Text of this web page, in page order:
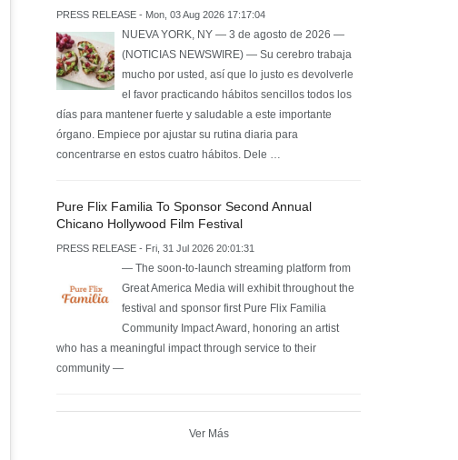
PRESS RELEASE - Mon, 03 Aug 2026 17:17:04
NUEVA YORK, NY — 3 de agosto de 2026 —
(NOTICIAS NEWSWIRE) — Su cerebro trabaja
mucho por usted, así que lo justo es devolverle
el favor practicando hábitos sencillos todos los
días para mantener fuerte y saludable a este importante
órgano. Empiece por ajustar su rutina diaria para
concentrarse en estos cuatro hábitos. Dele …
Pure Flix Familia To Sponsor Second Annual
Chicano Hollywood Film Festival
PRESS RELEASE - Fri, 31 Jul 2026 20:01:31
— The soon-to-launch streaming platform from
Great America Media will exhibit throughout the
festival and sponsor first Pure Flix Familia
Community Impact Award, honoring an artist
who has a meaningful impact through service to their
community —
Ver Más